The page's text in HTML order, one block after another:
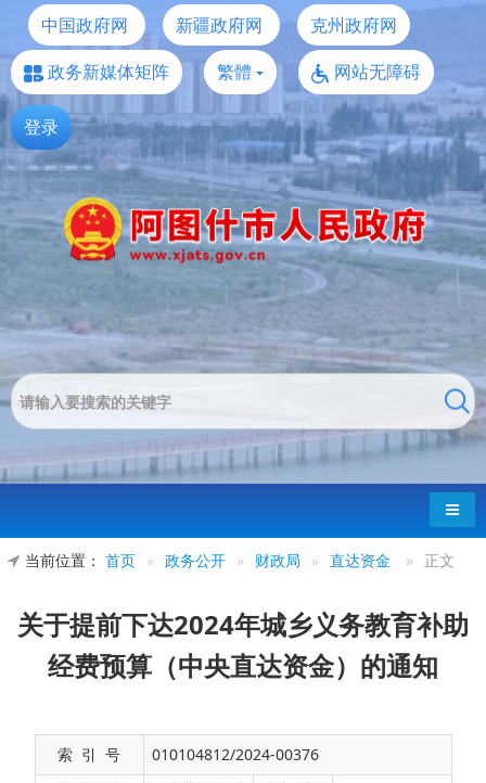
中国政府网 新疆政府网
克州政府网
政务新媒体矩阵
繁體 网站无障碍
登录
导航
当前位置： 首页 » 政务公开 » 财政局 » 直达资金 » 正文
关于提前下达2024年城乡义务教育补助
经费预算（中央直达资金）的通知
索 引 号
010104812/2024-00376